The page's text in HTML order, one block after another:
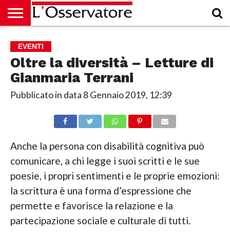
CULTURA
ECONOMIA
RUBRICHE
ARCHIVIO
PODCAST
ABBONAMENTO
CHI
SIAMO
ACCEDI
EVENTI
Oltre la diversità – Letture di
Gianmaria Terrani
Pubblicato in data 8 Gennaio 2019, 12:39
Anche la persona con disabilità cognitiva può
comunicare, a chi legge i suoi scritti e le sue
poesie, i propri sentimenti e le proprie emozioni:
la scrittura è una forma d’espressione che
permette e favorisce la relazione e la
partecipazione sociale e culturale di tutti.